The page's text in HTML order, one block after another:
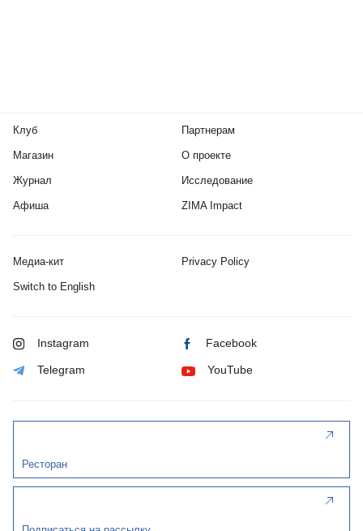
Клуб
Магазин
Журнал
Афиша
Партнерам
О проекте
Исследование
ZIMA Impact
Медиа-кит Privacy Policy
Switch to English
Instagram Facebook
Telegram YouTube
Ресторан